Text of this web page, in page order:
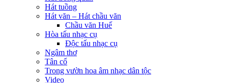
Hát tuồng
Hát văn – Hát chầu văn
Chầu văn Huế
Hòa tấu nhạc cụ
Độc tấu nhạc cụ
Ngâm thơ
Tân cổ
Trong vườn hoa âm nhạc dân tộc
Video